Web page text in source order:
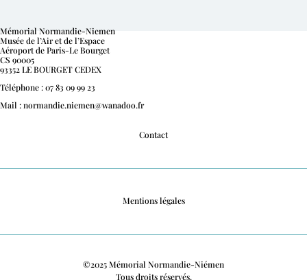
Mémorial Normandie-Niemen
Musée de l’Air et de l’Espace
Aéroport de Paris-Le Bourget
CS 90005
93352 LE BOURGET CEDEX
Téléphone : 07 83 09 99 23
Mail : normandie.niemen@wanadoo.fr
Contact
Mentions légales
©2025 Mémorial Normandie-Niémen
Tous droits réservés.